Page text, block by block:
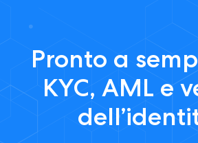
Pronto a
KYC, AML e